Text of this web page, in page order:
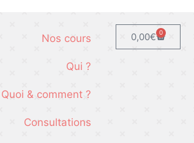
Nos cours
Qui ?
Quoi & comment ?
Consultations
0,00€ 0